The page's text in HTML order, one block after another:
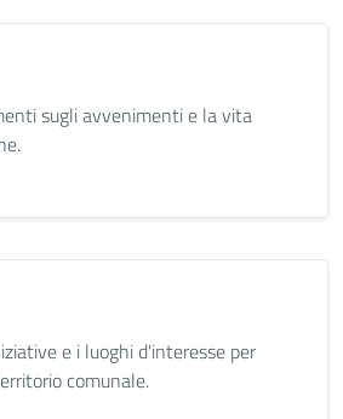
sugli avvenimenti e la vita
e i luoghi d'interesse per
comunale.